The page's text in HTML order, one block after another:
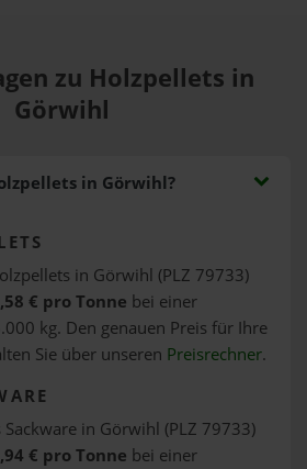
zu Holzpellets in
Görwihl
in Görwihl?
in Görwihl (PLZ 79733)
€ pro Tonne bei einer
kg. Den genauen Preis für Ihre
Sie über unseren Preisrechner.
in Görwihl (PLZ 79733)
€ pro Tonne bei einer